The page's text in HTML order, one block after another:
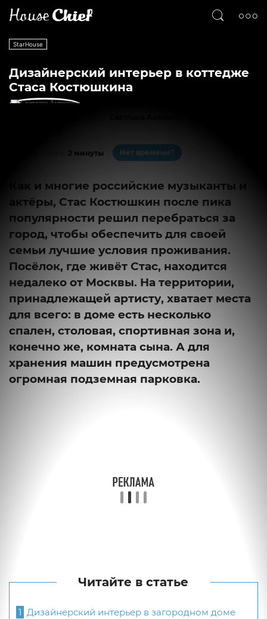
StarHouse
Дизайнерский интерьер в коттедже
Стаса Костюшкина
2 минуты Нет времени?
Как и многие российские музыканты и
актёры, Стас Костюшкин после пика
популярности решил перебраться за
город, чтобы обеспечить для своей
семьи лучшие условия проживания.
Посёлок, где живёт Стас, находится
недалеко от Москвы. На территории,
принадлежащей артисту, хватает места
для всего: в доме есть несколько
спален, столовая, спортивная зона и,
конечно же, комната сына. А для
хранения машин предусмотрена
огромная подземная парковка.
Читайте в статье
1 Дизайнерский интерьер в загородном доме